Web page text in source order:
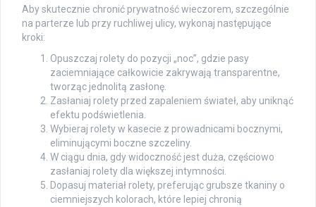
Aby skutecznie chronić prywatność wieczorem, szczególnie
na parterze lub przy ruchliwej ulicy, wykonaj następujące
kroki:
Opuszczaj rolety do pozycji „noc”, gdzie pasy
zaciemniające całkowicie zakrywają transparentne,
tworząc jednolitą zasłonę.
Zasłaniaj rolety przed zapaleniem świateł, aby uniknąć
efektu podświetlenia.
Wybieraj rolety w kasecie z prowadnicami bocznymi,
eliminującymi boczne szczeliny.
W ciągu dnia, gdy widoczność jest duża, częściowo
zasłaniaj rolety dla większej intymności.
Dopasuj materiał rolety, preferując grubsze tkaniny o
ciemniejszych kolorach, które lepiej chronią